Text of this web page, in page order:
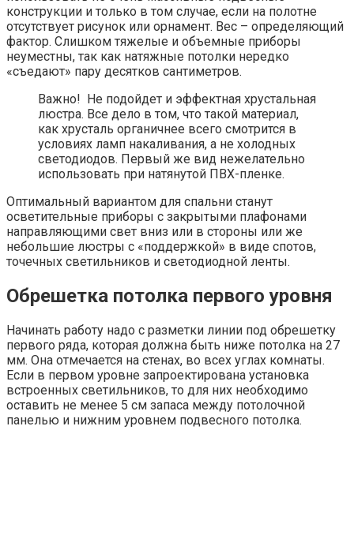
конструкции и только в том случае, если на полотне
отсутствует рисунок или орнамент. Вес – определяющий
фактор. Слишком тяжелые и объемные приборы
неуместны, так как натяжные потолки нередко
«съедают» пару десятков сантиметров.
Важно! Не подойдет и эффектная хрустальная
люстра. Все дело в том, что такой материал,
как хрусталь органичнее всего смотрится в
условиях ламп накаливания, а не холодных
светодиодов. Первый же вид нежелательно
использовать при натянутой ПВХ-пленке.
Оптимальный вариантом для спальни станут
осветительные приборы с закрытыми плафонами
направляющими свет вниз или в стороны или же
небольшие люстры с «поддержкой» в виде спотов,
точечных светильников и светодиодной ленты.
Обрешетка потолка первого уровня
Начинать работу надо с разметки линии под обрешетку
первого ряда, которая должна быть ниже потолка на 27
мм. Она отмечается на стенах, во всех углах комнаты.
Если в первом уровне запроектирована установка
встроенных светильников, то для них необходимо
оставить не менее 5 см запаса между потолочной
панелью и нижним уровнем подвесного потолка.